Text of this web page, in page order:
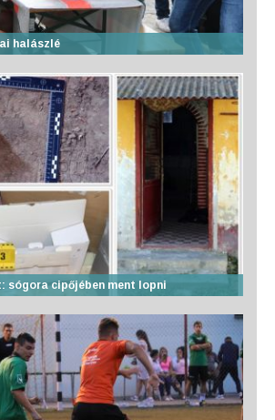
halászlé
sógora cipőjében ment lopni